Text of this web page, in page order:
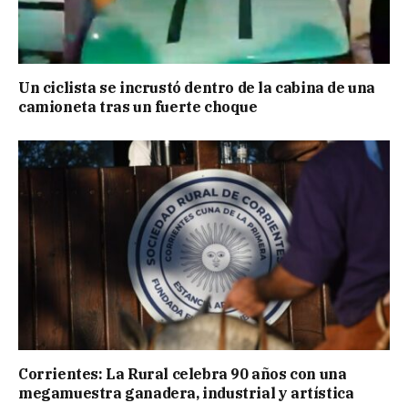
Un ciclista se incrustó dentro de la cabina de una
camioneta tras un fuerte choque
Corrientes: La Rural celebra 90 años con una
megamuestra ganadera, industrial y artística